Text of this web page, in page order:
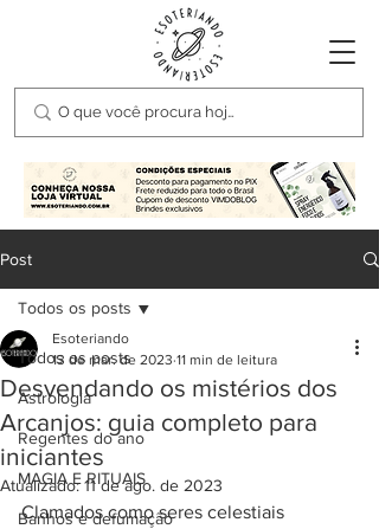
Post
Todos os posts
Astrologia
Regentes do ano
MAGIA E RITUAIS
Banhos e defumação
Todos os posts
Desvendando os mistérios dos
Arcanjos: guia completo para
iniciantes
Esoteriando
13 de mar. de 2023 11 min de leitura
Atualizado:11 de ago. de 2023
Clamados como seres celestiais